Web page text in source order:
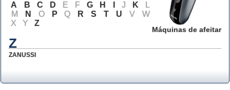
Máquinas de afeitar
A B C D E F G H J K
L
M
N O P Q R S T U V
W
X
Y Z
Z
ZANUSSI